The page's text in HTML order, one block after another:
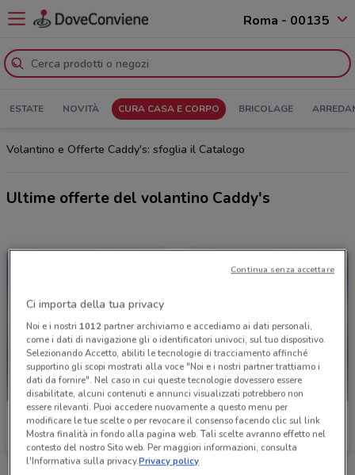
Roma - 00135
ESTATE NOVITÀ CURA CASA E CORPO BRICOLAGE
Volantino e Offerte Caddy's: sfoglia il Catalogo
Ultime offerte del volantino Caddy's
Caddy's
Scade il 18/08 3.2 km
Caddy's
Scade il 31/08
Ci importa della tua privacy
Noi e i nostri 1012partner archiviamo e accediamo ai dati personali,
come i dati di navigazione gli o identificatori univoci, sul tuo dispositivo.
Selezionando Accetto, abiliti le tecnologie di tracciamento affinché
supportino gli scopi mostrati alla voce "Noi e i nostri partner trattiamo i
dati da fornire". Nel caso in cui queste tecnologie dovessero essere
disabilitate, alcuni contenuti e annunci visualizzati potrebbero non
essere rilevanti. Puoi accedere nuovamente a questo menu per
modificare le tue scelte o per revocare il consenso facendo clic sul link
Mostra finalità in fondo alla pagina web. Tali scelte avranno effetto nel
contesto del nostro Sito web. Per maggiori informazioni, consulta
l'Informativa sulla privacy.Privacy policy
Continua senza accettare